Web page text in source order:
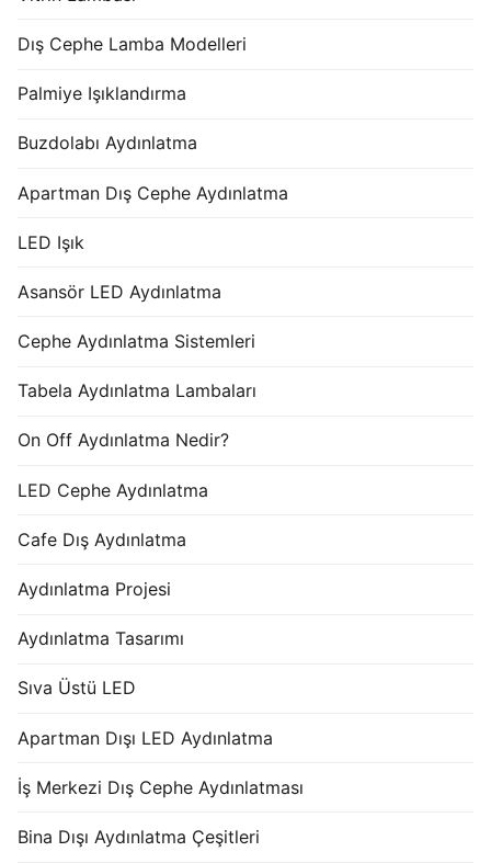
Dış Cephe Lamba Modelleri
Palmiye Işıklandırma
Buzdolabı Aydınlatma
Apartman Dış Cephe Aydınlatma
LED Işık
Asansör LED Aydınlatma
Cephe Aydınlatma Sistemleri
Tabela Aydınlatma Lambaları
On Off Aydınlatma Nedir?
LED Cephe Aydınlatma
Cafe Dış Aydınlatma
Aydınlatma Projesi
Aydınlatma Tasarımı
Sıva Üstü LED
Apartman Dışı LED Aydınlatma
İş Merkezi Dış Cephe Aydınlatması
Bina Dışı Aydınlatma Çeşitleri